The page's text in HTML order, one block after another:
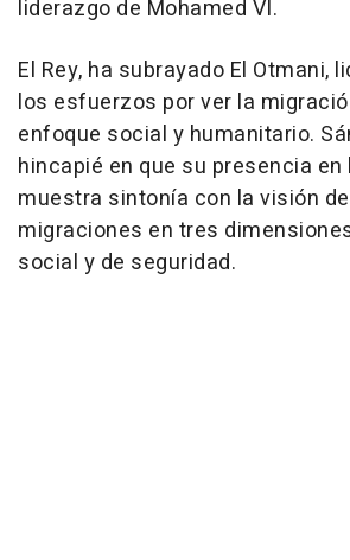
liderazgo de Mohamed VI.
El Rey, ha subrayado El Otmani,
los esfuerzos por ver la
enfoque social y humanitario.
hincapié en que su presencia en
muestra sintonía con la visión
migraciones en tres
social y de seguridad.